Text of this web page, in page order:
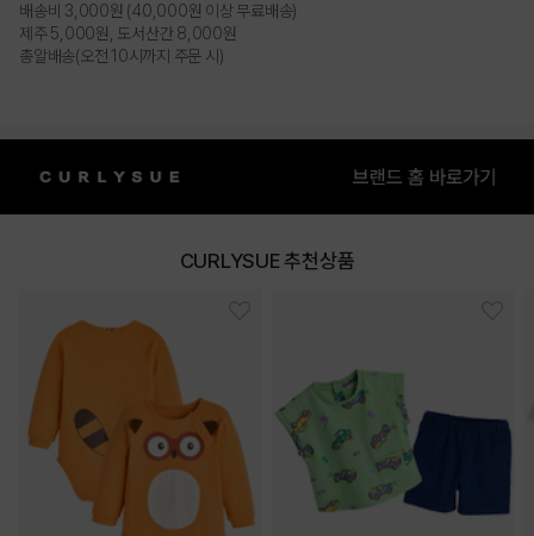
배송비 3,000원 (40,000원 이상 무료배송)
제주 5,000원, 도서산간 8,000원
총알배송(오전 10시까지 주문 시)
CURLYSUE 추천상품